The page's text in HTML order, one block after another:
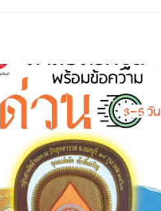
Add to
Wishlist